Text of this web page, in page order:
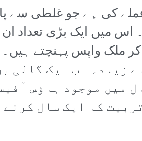
کی ہے جو غلطی سے
اس میں ایک بڑی
زیادہ اب ایک گالی
میں موجود ہاؤس
کا ایک سال